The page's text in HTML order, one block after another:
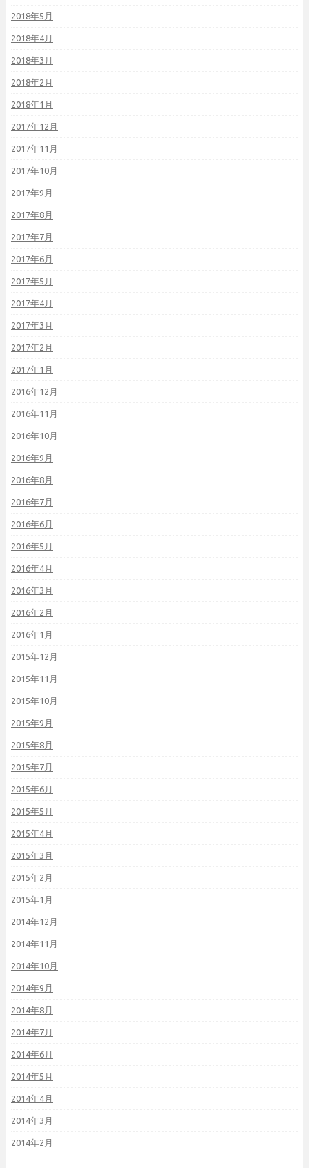
2018年5月
2018年4月
2018年3月
2018年2月
2018年1月
2017年12月
2017年11月
2017年10月
2017年9月
2017年8月
2017年7月
2017年6月
2017年5月
2017年4月
2017年3月
2017年2月
2017年1月
2016年12月
2016年11月
2016年10月
2016年9月
2016年8月
2016年7月
2016年6月
2016年5月
2016年4月
2016年3月
2016年2月
2016年1月
2015年12月
2015年11月
2015年10月
2015年9月
2015年8月
2015年7月
2015年6月
2015年5月
2015年4月
2015年3月
2015年2月
2015年1月
2014年12月
2014年11月
2014年10月
2014年9月
2014年8月
2014年7月
2014年6月
2014年5月
2014年4月
2014年3月
2014年2月